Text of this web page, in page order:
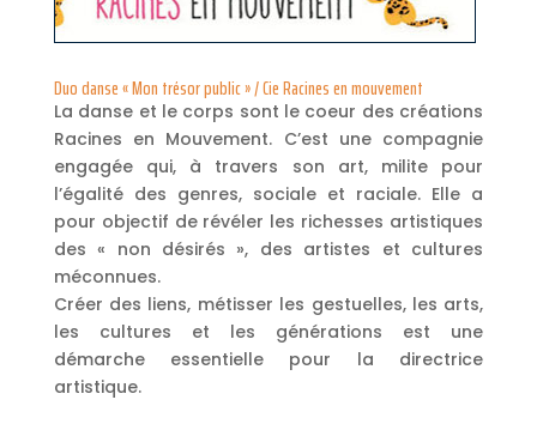
Duo danse « Mon trésor public » / Cie Racines en mouvement
La danse et le corps sont le coeur des créations
Racines en Mouvement. C’est une compagnie
engagée qui, à travers son art, milite pour
l’égalité des genres, sociale et raciale. Elle a
pour objectif de révéler les richesses artistiques
des « non désirés », des artistes et cultures
méconnues.
Créer des liens, métisser les gestuelles, les arts,
les cultures et les générations est une
démarche essentielle pour la directrice
artistique.